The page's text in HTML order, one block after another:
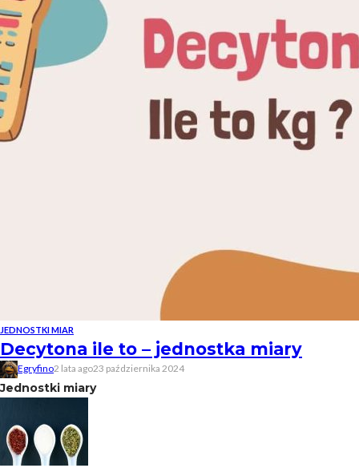
JEDNOSTKI MIAR
Decytona ile to – jednostka miary
Egryfino2 lata ago23 października 2024
Jednostki miary